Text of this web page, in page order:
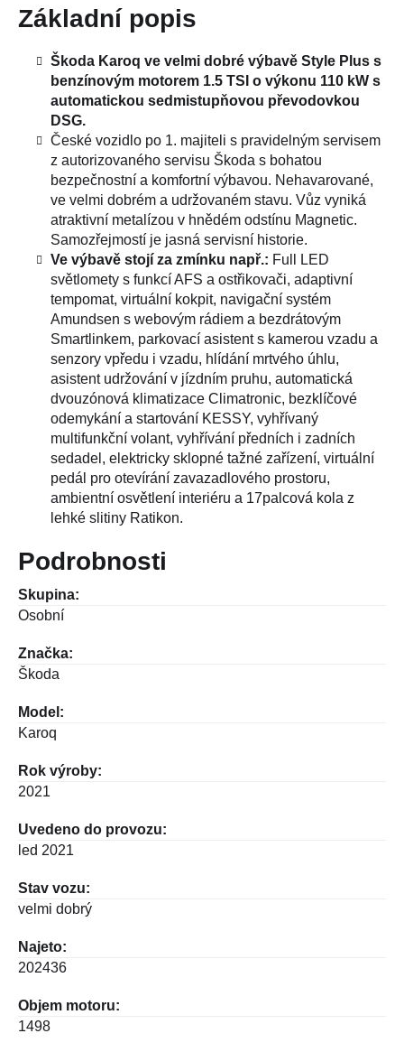
Základní popis
Škoda Karoq ve velmi dobré výbavě Style Plus s
benzínovým motorem 1.5 TSI o výkonu 110 kW s
automatickou sedmistupňovou převodovkou
DSG.
České vozidlo po 1. majiteli s pravidelným servisem
z autorizovaného servisu Škoda s bohatou
bezpečnostní a komfortní výbavou. Nehavarované,
ve velmi dobrém a udržovaném stavu. Vůz vyniká
atraktivní metalízou v hnědém odstínu Magnetic.
Samozřejmostí je jasná servisní historie.
Ve výbavě stojí za zmínku např.: Full LED
světlomety s funkcí AFS a ostřikovači, adaptivní
tempomat, virtuální kokpit, navigační systém
Amundsen s webovým rádiem a bezdrátovým
Smartlinkem, parkovací asistent s kamerou vzadu a
senzory vpředu i vzadu, hlídání mrtvého úhlu,
asistent udržování v jízdním pruhu, automatická
dvouzónová klimatizace Climatronic, bezklíčové
odemykání a startování KESSY, vyhřívaný
multifunkční volant, vyhřívání předních i zadních
sedadel, elektricky sklopné tažné zařízení, virtuální
pedál pro otevírání zavazadlového prostoru,
ambientní osvětlení interiéru a 17palcová kola z
lehké slitiny Ratikon.
Podrobnosti
Skupina:
Osobní
Značka:
Škoda
Model:
Karoq
Rok výroby:
2021
Uvedeno do provozu:
led 2021
Stav vozu:
velmi dobrý
Najeto:
202436
Objem motoru:
1498